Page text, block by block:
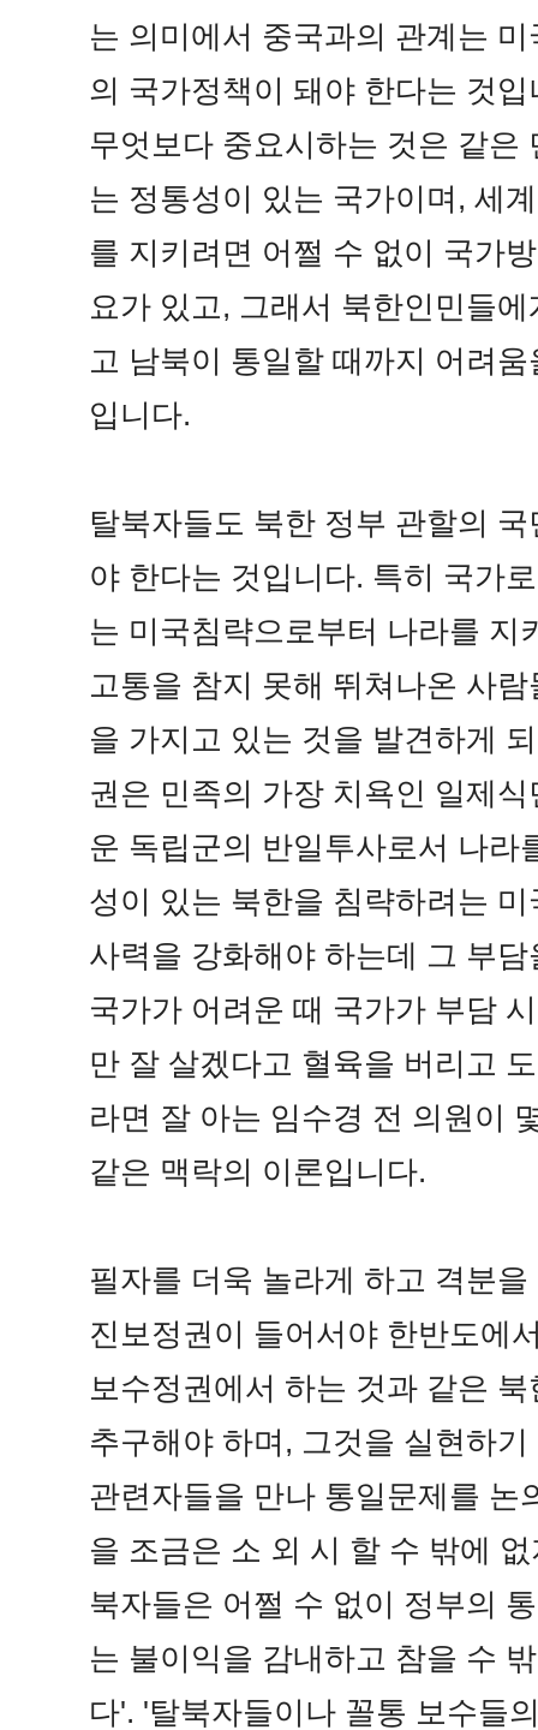
는 의미에서 중국과의 관계는
의 국가정책이 돼야 한다는 것
무엇보다 중요시하는 것은 같은
는 정통성이 있는 국가이며, 세
를 지키려면 어쩔 수 없이 국가
요가 있고, 그래서 북한인민들
고 남북이 통일할 때까지 어려
입니다.
탈북자들도 북한 정부 관할의
야 한다는 것입니다. 특히 국가
는 미국침략으로부터 나라를 지
고통을 참지 못해 뛰쳐나온 사
을 가지고 있는 것을 발견하게
권은 민족의 가장 치욕인 일제
운 독립군의 반일투사로서 나라
성이 있는 북한을 침략하려는
사력을 강화해야 하는데 그 부
국가가 어려운 때 국가가 부담
만 잘 살겠다고 혈육을 버리고
라면 잘 아는 임수경 전 의원이
같은 맥락의 이론입니다.
필자를 더욱 놀라게 하고 격분
진보정권이 들어서야 한반도에
보수정권에서 하는 것과 같은
추구해야 하며, 그것을 실현하
관련자들을 만나 통일문제를 논
을 조금은 소 외 시 할 수 밖에
북자들은 어쩔 수 없이 정부의
는 불이익을 감내하고 참을 수
다'. '탈북자들이나 꼴통 보수들